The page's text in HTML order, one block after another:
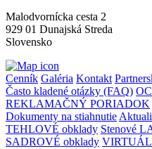
Malodvornícka cesta 2
929 01 Dunajská Streda
Slovensko
Cenník Galéria Kontakt
Často kladené otázky (FAQ)
REKLAMAČNÝ PORIADOK
Dokumenty na stiahnutie
TEHLOVÉ obklady Stenové
SADROVÉ obklady